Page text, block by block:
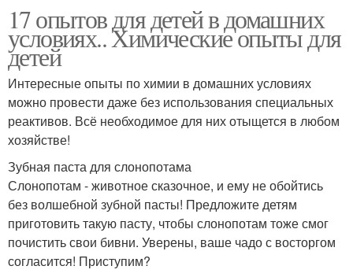
17 опытов для детей в домашних
условиях.. Химические опыты для
детей
Интересные опыты по химии в домашних условиях
можно провести даже без использования специальных
реактивов. Всё необходимое для них отыщется в любом
хозяйстве!
Зубная паста для слонопотама
Слонопотам - животное сказочное, и ему не обойтись
без волшебной зубной пасты! Предложите детям
приготовить такую пасту, чтобы слонопотам тоже смог
почистить свои бивни. Уверены, ваше чадо с восторгом
согласится! Приступим?